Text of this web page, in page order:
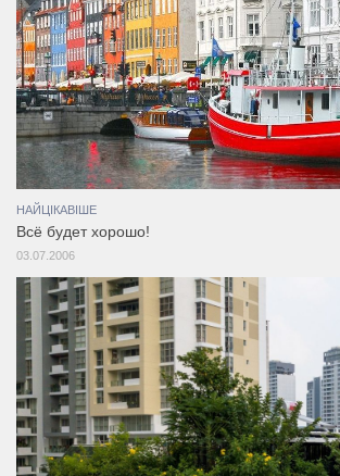
НАЙЦІКАВІШЕ
Всё будет хорошо!
03.07.2006